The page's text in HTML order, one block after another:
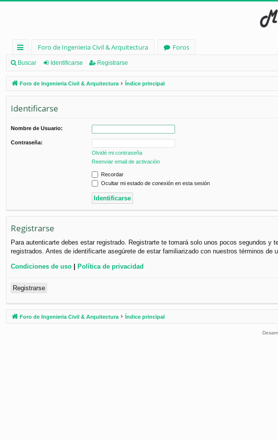
nl
ac
es
rá
Foro de Ingenieria Civil & Arquitectura
Foros
Buscar Identificarse Registrarse
Foro de Ingenieria Civil & Arquitectura Índice principal
Identificarse
Nombre de Usuario:
Contraseña:
Olvidé mi contraseña
Reenviar email de activación
Recordar
Ocultar mi estado de conexión en esta sesión
Registrarse
Para autenticarte debes estar registrado. Registrarte te tomará solo unos pocos segundos
registrados. Antes de identificarte asegúrete de estar familiarizado con nuestros términos
Condiciones de uso | Política de privacidad
Registrarse
Foro de Ingenieria Civil & Arquitectura Índice principal